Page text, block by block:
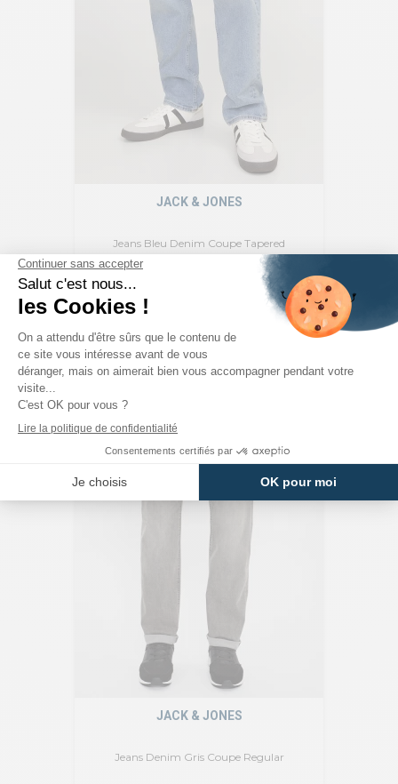
Jeans Bleu Denim Coupe Tapered
JACK & JONES
Jeans Denim Gris Coupe Regular
JACK & JONES